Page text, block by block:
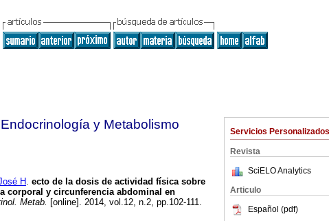
Servicios Personalizados
Revista
SciELO Analytics
Articulo
Español (pdf)
y Metabolismo
H. ecto de la dosis de actividad física sobre
corporal y circunferencia abdominal en
Metab. [online]. 2014, vol.12, n.2, pp.102-111.